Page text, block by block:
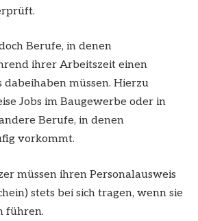
Berufe, in denen
ihrer Arbeitszeit einen
müssen. Hierzu
Jobs im Baugewerbe oder in
Berufe, in denen
vorkommt.
müssen ihren Personalausweis
stets bei sich tragen, wenn sie
führen.